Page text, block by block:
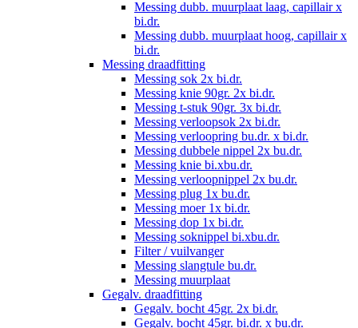
Messing dubb. muurplaat laag, capillair x
bi.dr.
Messing dubb. muurplaat hoog, capillair x
bi.dr.
Messing draadfitting
Messing sok 2x bi.dr.
Messing knie 90gr. 2x bi.dr.
Messing t-stuk 90gr. 3x bi.dr.
Messing verloopsok 2x bi.dr.
Messing verloopring bu.dr. x bi.dr.
Messing dubbele nippel 2x bu.dr.
Messing knie bi.xbu.dr.
Messing verloopnippel 2x bu.dr.
Messing plug 1x bu.dr.
Messing moer 1x bi.dr.
Messing dop 1x bi.dr.
Messing soknippel bi.xbu.dr.
Filter / vuilvanger
Messing slangtule bu.dr.
Messing muurplaat
Gegalv. draadfitting
Gegalv. bocht 45gr. 2x bi.dr.
Gegalv. bocht 45gr. bi.dr. x bu.dr.